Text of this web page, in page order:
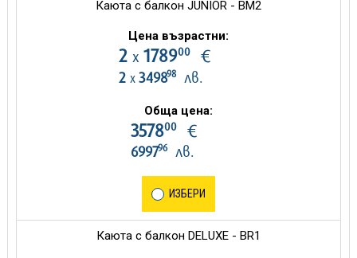
Каюта с балкон JUNIOR - BM2
Цена възрастни:
2 х 178900€
2 х 349898лв.
Обща цена:
357800€
699796лв.
ИЗБЕРИ
Каюта с балкон DELUXE - BR1